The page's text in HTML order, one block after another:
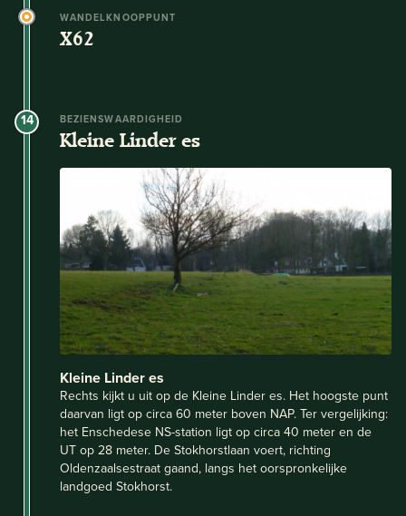
WANDELKNOOPPUNT
X62
14 BEZIENSWAARDIGHEID
Kleine Linder es
Kleine Linder es
Rechts kijkt u uit op de Kleine Linder es. Het hoogste punt
daarvan ligt op circa 60 meter boven NAP. Ter vergelijking:
het Enschedese NS-station ligt op circa 40 meter en de
UT op 28 meter. De Stokhorstlaan voert, richting
Oldenzaalsestraat gaand, langs het oorspronkelijke
landgoed Stokhorst.